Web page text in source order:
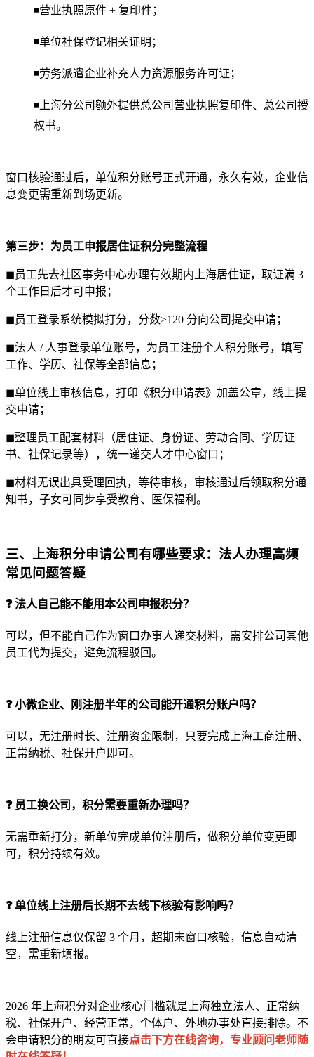
◾营业执照原件 + 复印件；
◾单位社保登记相关证明；
◾劳务派遣企业补充人力资源服务许可证；
◾上海分公司额外提供总公司营业执照复印件、总公司授
权书。
窗口核验通过后，单位积分账号正式开通，永久有效，企业信
息变更需重新到场更新。
第三步：为员工申报居住证积分完整流程
◼员工先去社区事务中心办理有效期内上海居住证，取证满 3
个工作日后才可申报；
◼员工登录系统模拟打分，分数≥120 分向公司提交申请；
◼法人 / 人事登录单位账号，为员工注册个人积分账号，填写
工作、学历、社保等全部信息；
◼单位线上审核信息，打印《积分申请表》加盖公章，线上提
交申请；
◼整理员工配套材料（居住证、身份证、劳动合同、学历证
书、社保记录等），统一递交人才中心窗口；
◼材料无误出具受理回执，等待审核，审核通过后领取积分通
知书，子女可同步享受教育、医保福利。
三、 上海积分申请公司有哪些要求： 法人办理高频
常见问题答疑
❓ 法人自己能不能用本公司申报积分？
可以，但不能自己作为窗口办事人递交材料，需安排公司其他
员工代为提交，避免流程驳回。
❓ 小微企业、刚注册半年的公司能开通积分账户吗？
可以，无注册时长、注册资金限制，只要完成上海工商注册、
正常纳税、社保开户即可。
❓ 员工换公司，积分需要重新办理吗？
无需重新打分，新单位完成单位注册后，做积分单位变更即
可，积分持续有效。
❓ 单位线上注册后长期不去线下核验有影响吗？
线上注册信息仅保留 3 个月，超期未窗口核验，信息自动清
空，需重新填报。
2026 年上海积分对企业核心门槛就是上海独立法人、正常纳
税、社保开户、经营正常，个体户、外地办事处直接排除。不
会申请积分的朋友可直接点击下方在线咨询，专业顾问老师随